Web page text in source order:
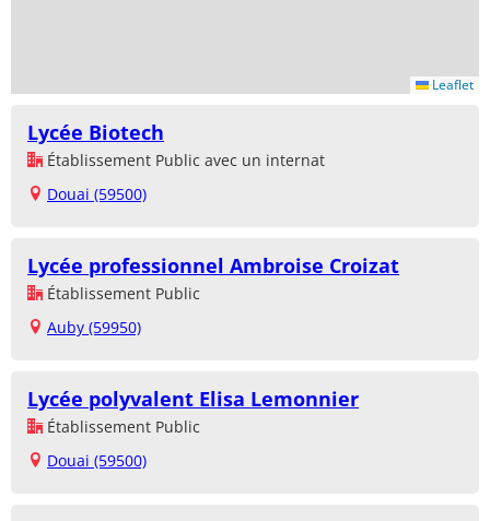
Leaflet
Lycée Biotech
Établissement Public avec un internat
Douai (59500)
Lycée professionnel Ambroise Croizat
Établissement Public
Auby (59950)
Lycée polyvalent Elisa Lemonnier
Établissement Public
Douai (59500)